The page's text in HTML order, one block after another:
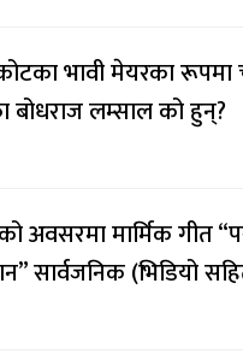
भावी मेयरका रूपमा
बोधराज लम्साल को हुन्?
अवसरमा मार्मिक गीत
सार्वजनिक (भिडियो